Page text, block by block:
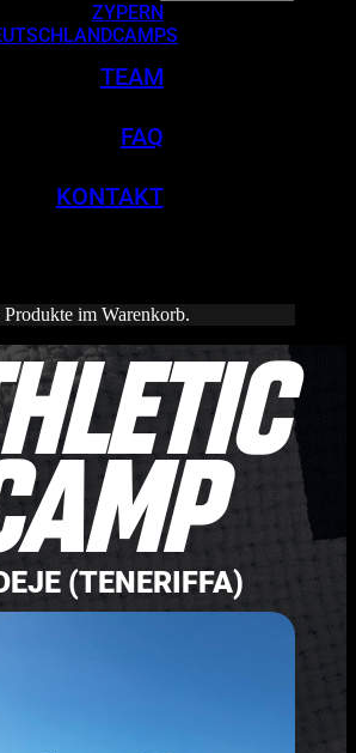
ZYPERN
TEAM
FAQ
KONTAKT
im Warenkorb.
(TENERIFFA)